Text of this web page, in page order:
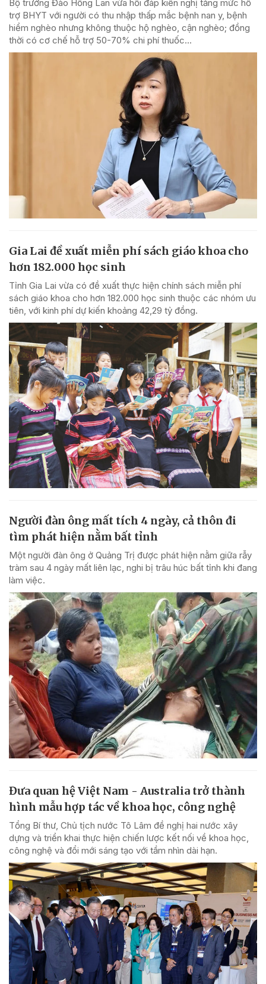
Bộ trưởng Đào Hồng Lan vừa hồi đáp kiến nghị tăng mức hỗ
trợ BHYT với người có thu nhập thấp mắc bệnh nan y, bệnh
hiểm nghèo nhưng không thuộc hộ nghèo, cận nghèo; đồng
thời có cơ chế hỗ trợ 50-70% chi phí thuốc...
Gia Lai đề xuất miễn phí sách giáo khoa cho
hơn 182.000 học sinh
Tỉnh Gia Lai vừa có đề xuất thực hiện chính sách miễn phí
sách giáo khoa cho hơn 182.000 học sinh thuộc các nhóm ưu
tiên, với kinh phí dự kiến khoảng 42,29 tỷ đồng.
Người đàn ông mất tích 4 ngày, cả thôn đi
tìm phát hiện nằm bất tỉnh
Một người đàn ông ở Quảng Trị được phát hiện nằm giữa rẫy
tràm sau 4 ngày mất liên lạc, nghi bị trâu húc bất tỉnh khi đang
làm việc.
Đưa quan hệ Việt Nam - Australia trở thành
hình mẫu hợp tác về khoa học, công nghệ
Tổng Bí thư, Chủ tịch nước Tô Lâm đề nghị hai nước xây
dựng và triển khai thực hiện chiến lược kết nối về khoa học,
công nghệ và đổi mới sáng tạo với tầm nhìn dài hạn.